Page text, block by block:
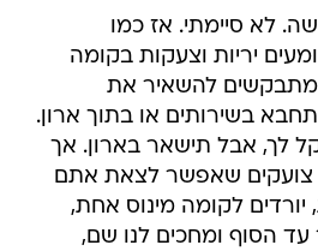
לא סיימתי. אז כמו
יריות וצעקות בקומה
להשאיר את
בשירותים או בתוך ארון.
קל לך, אבל תישאר בארון. אך
צועקים שאפשר לצאת אתם
יורדים לקומה מינוס אחת,
עד הסוף ומחכים לנו שם,